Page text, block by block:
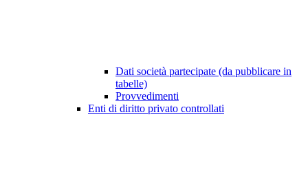
Dati società partecipate (da pubblicare in
tabelle)
Provvedimenti
Enti di diritto privato controllati